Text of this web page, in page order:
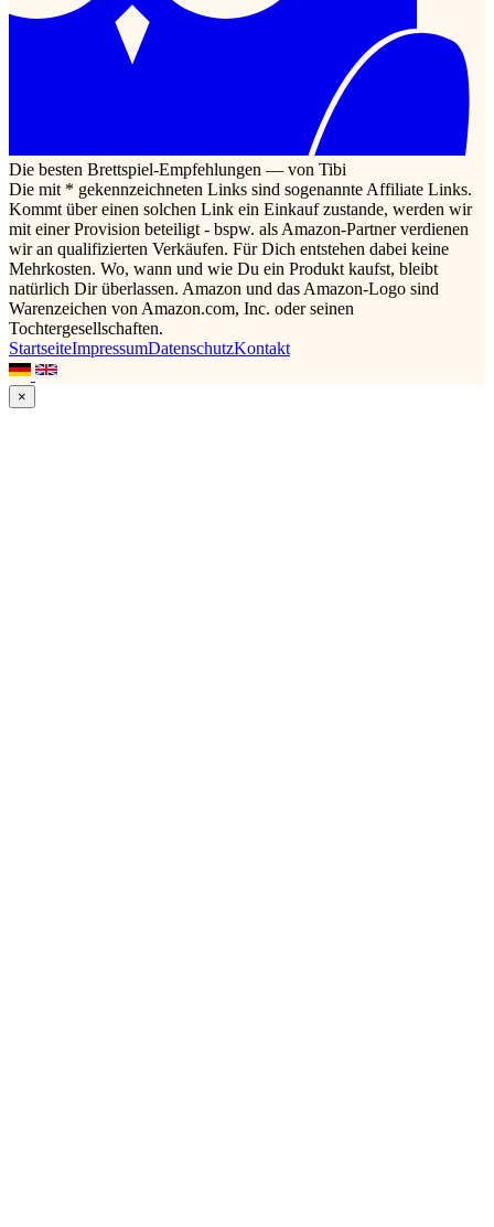
Die besten Brettspiel-Empfehlungen — von Tibi
Die mit * gekennzeichneten Links sind sogenannte Affiliate Links.
Kommt über einen solchen Link ein Einkauf zustande, werden wir
mit einer Provision beteiligt - bspw. als Amazon-Partner verdienen
wir an qualifizierten Verkäufen. Für Dich entstehen dabei keine
Mehrkosten. Wo, wann und wie Du ein Produkt kaufst, bleibt
natürlich Dir überlassen. Amazon und das Amazon-Logo sind
Warenzeichen von Amazon.com, Inc. oder seinen
Tochtergesellschaften.
StartseiteImpressumDatenschutzKontakt
×